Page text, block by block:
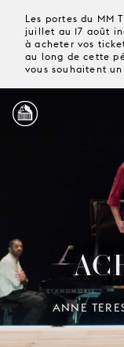
Les portes du MM
juillet au 17 août
à acheter vos
au long de cette
vous souhaitent
ANNE